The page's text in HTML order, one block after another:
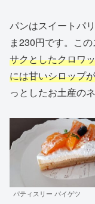
パンはスイートパ
ま230円です。こ
サクとしたクロワ
には甘いシロップ
っとしたお土産の
パティスリー バイゲツ